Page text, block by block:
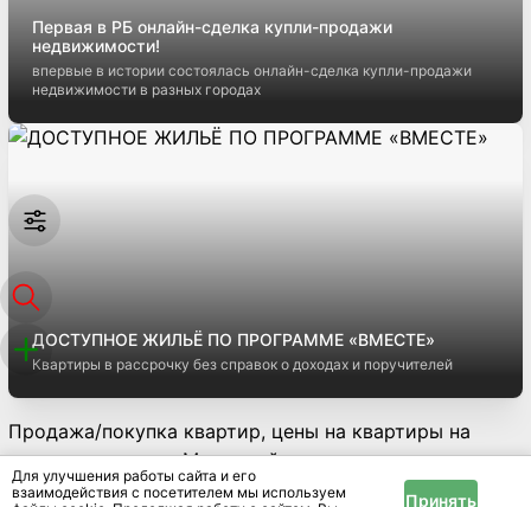
Первая в РБ онлайн-сделка купли-продажи
недвижимости!
впервые в истории состоялась онлайн-сделка купли-продажи
недвижимости в разных городах
ДОСТУПНОЕ ЖИЛЬЁ ПО ПРОГРАММЕ «ВМЕСТЕ»
Квартиры в рассрочку без справок о доходах и поручителей
Продажа/покупка квартир, цены на квартиры на
вторичном рынке Микрорайон энергетиков - на
сайте IRR.BY.
Для улучшения работы сайта и его
взаимодействия с посетителем мы используем
Принять